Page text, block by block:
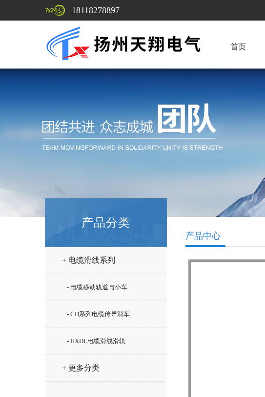
18118278897
首页
产品分类
+ 电缆滑线系列
- 电缆移动轨道与小车
- CH系列电缆传导滑车
- HXDL电缆滑线滑轨
+ 更多分类
产品中心